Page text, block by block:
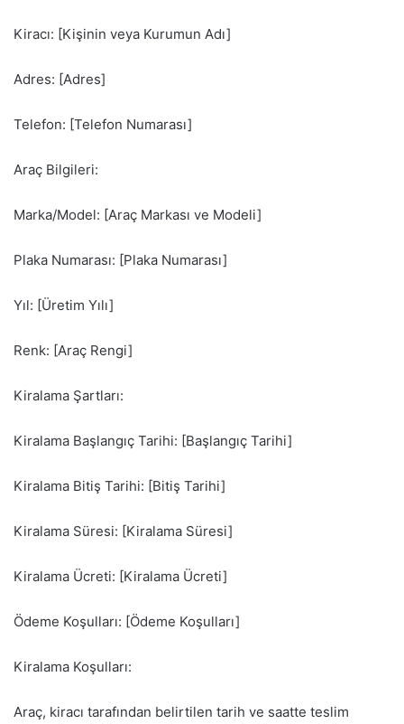
Kiracı: [Kişinin veya Kurumun Adı]
Adres: [Adres]
Telefon: [Telefon Numarası]
Araç Bilgileri:
Marka/Model: [Araç Markası ve Modeli]
Plaka Numarası: [Plaka Numarası]
Yıl: [Üretim Yılı]
Renk: [Araç Rengi]
Kiralama Şartları:
Kiralama Başlangıç Tarihi: [Başlangıç Tarihi]
Kiralama Bitiş Tarihi: [Bitiş Tarihi]
Kiralama Süresi: [Kiralama Süresi]
Kiralama Ücreti: [Kiralama Ücreti]
Ödeme Koşulları: [Ödeme Koşulları]
Kiralama Koşulları:
Araç, kiracı tarafından belirtilen tarih ve saatte teslim